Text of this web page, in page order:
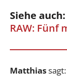
Siehe auch:
RAW: Fünf
Matthiassagt: